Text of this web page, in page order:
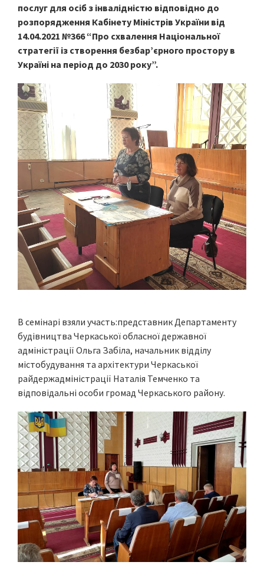
послуг для осіб з інвалідністю відповідно до
розпорядження Кабінету Міністрів України від
14.04.2021 №366 “Про схвалення Національної
стратегії із створення безбарʼєрного простору в
Україні на період до 2030 року”.
В семінарі взяли участь:представник Департаменту
будівництва Черкаської обласної державної
адміністрації Ольга Забіла, начальник відділу
містобудування та архітектури Черкаської
райдержадміністрації Наталія Темченко та
відповідальні особи громад Черкаського району.